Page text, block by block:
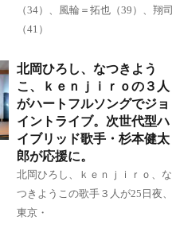
（34）、風輪＝拓也（39）、翔司
（41）
北岡ひろし、なつきよう
こ、ｋｅｎｊｉｒｏの３人
がハートフルソングでジョ
イントライブ。次世代型ハ
イブリッド歌手・杉本健太
郎が応援に。
北岡ひろし、ｋｅｎｊｉｒｏ、な
つきようこの歌手３人が25日夜、
東京・